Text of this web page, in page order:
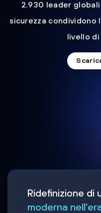
2.930 leader
sicurezza condividono
livello
Ridefinizione di
moderna